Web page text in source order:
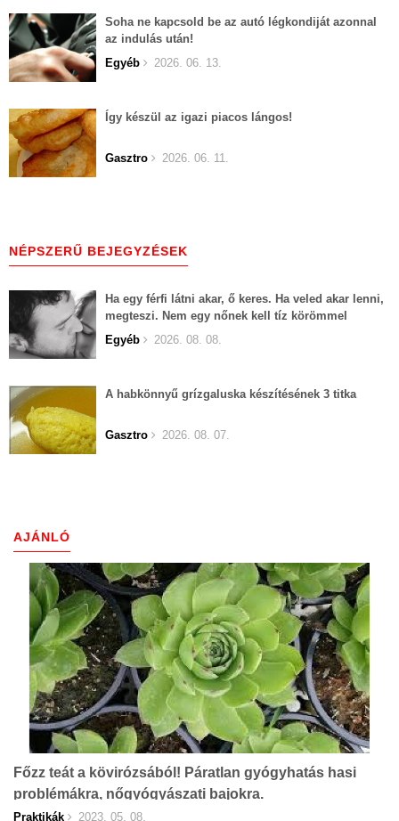
Soha ne kapcsold be az autó légkondiját azonnal
az indulás után!
Egyéb
2026. 06. 13.
Így készül az igazi piacos lángos!
Gasztro 2026. 06. 11.
NÉPSZERŰ BEJEGYZÉSEK
Ha egy férfi látni akar, ő keres. Ha veled akar lenni,
megteszi. Nem egy nőnek kell tíz körömmel
belekapaszkodva mindent feláldozni.
Egyéb 2026. 08. 08.
A habkönnyű grízgaluska készítésének 3 titka
Gasztro 2026. 08. 07.
AJÁNLÓ
Főzz teát a kövirózsából! Páratlan gyógyhatás hasi
problémákra, nőgyógyászati bajokra.
Praktikák 2023. 05. 08.